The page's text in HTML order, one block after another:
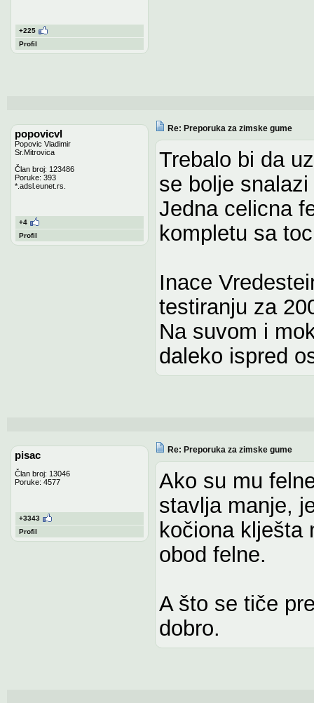
+225
Profil
popovicvl
Popovic Vladimir
Sr.Mitrovica
Član broj: 123486
Poruke: 393
*.adsl.eunet.rs.
+4
Profil
Re: Preporuka za zimske gume
Trebalo bi da
se bolje
Jedna celicna
kompletu sa
Inace
testiranju za
Na suvom i
daleko ispred
pisac
Član broj: 13046
Poruke: 4577
+3343
Profil
Re: Preporuka za zimske gume
Ako su mu
stavlja manje,
kočiona klješta
obod felne.
A što se tiče
dobro.